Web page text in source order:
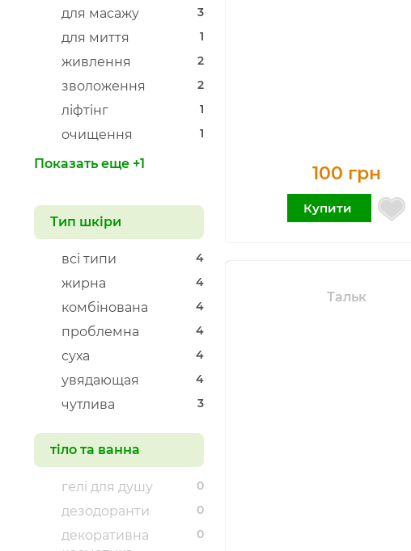
100 грн
Купити
Тальк
3
для масажу
1
для миття
2
живлення
2
зволоження
1
ліфтінг
1
очищення
Показать еще +1
Тип шкіри
4
всі типи
4
жирна
4
комбінована
4
проблемна
4
суха
4
увядающая
3
чутлива
тіло та ванна
0
гелі для душу
0
дезодоранти
0
декоративна